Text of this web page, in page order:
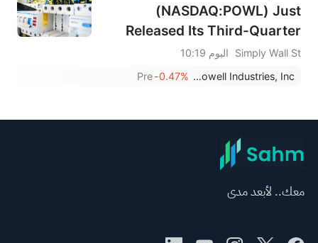
(NASDAQ:POWL) Just
Released Its Third-Quarter
Earnings: Here's What
Analysts Think
Simply Wall St
اليوم 10:19
Powell Industries, Inc.
-0.47%
Pre
معك.. لأبعد مدى